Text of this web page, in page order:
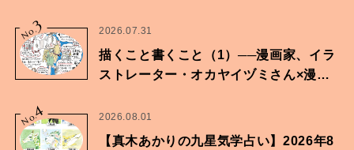
No.
3 2026.07.31
描くこと書くこと（1）──漫画家、イラ
ストレーター・オカヤイヅミさん×漫画
No.
4 2026.08.01
【真木あかりの九星気学占い】2026年8